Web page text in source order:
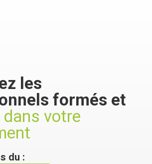
les
formés et
dans votre
du :